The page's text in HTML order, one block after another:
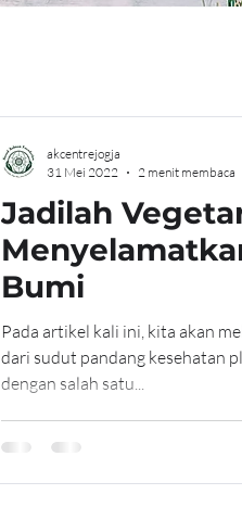
Jadilah
Bumi
Pada artikel kali ini, kita akan
dari sudut pandang kesehatan
dengan salah satu...
akcentrejogja
31 Mei 2022
2 menit membaca